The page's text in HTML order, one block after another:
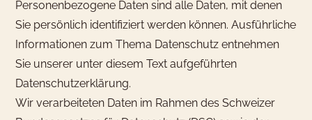
Personenbezogene Daten sind alle Daten, mit denen
Sie persönlich identifiziert werden können. Ausführliche
Informationen zum Thema Datenschutz entnehmen
Sie unserer unter diesem Text aufgeführten
Datenschutzerklärung.
Wir verarbeiteten Daten im Rahmen des Schweizer